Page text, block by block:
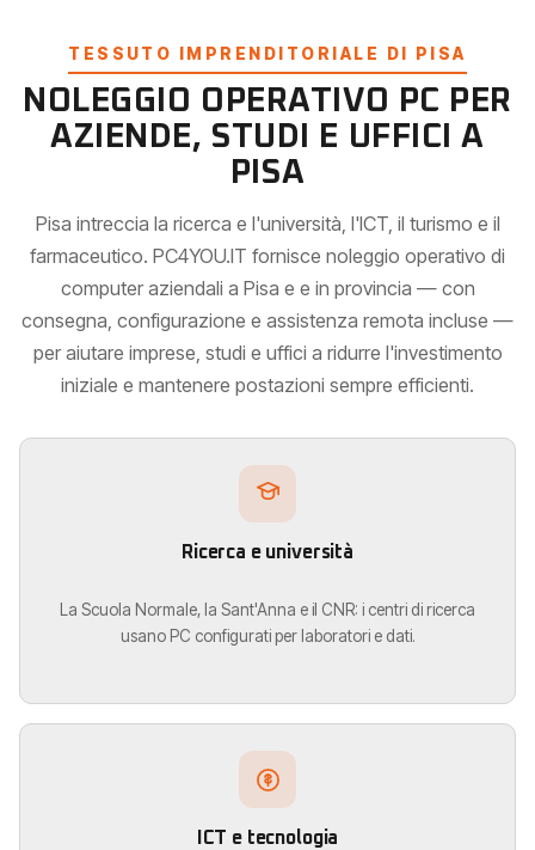
TESSUTO IMPRENDITORIALE DI PISA
NOLEGGIO OPERATIVO PC PER
AZIENDE, STUDI E UFFICI A
PISA
Pisa intreccia la ricerca e l'università, l'ICT, il turismo e il
farmaceutico. PC4YOU.IT fornisce noleggio operativo di
computer aziendali a Pisa e e in provincia — con
consegna, configurazione e assistenza remota incluse —
per aiutare imprese, studi e uffici a ridurre l'investimento
iniziale e mantenere postazioni sempre efficienti.
Ricerca e università
La Scuola Normale, la Sant'Anna e il CNR: i centri di ricerca
usano PC configurati per laboratori e dati.
ICT e tecnologia